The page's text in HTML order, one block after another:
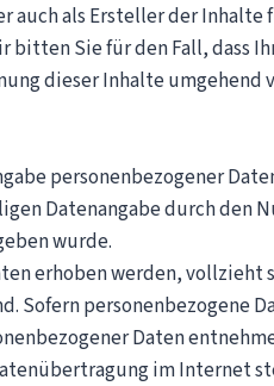
als Ersteller der
bitten Sie für den Fall,
dieser Inhalte umgehend
personenbezogener
Datenangabe durch den
wurde.
erhoben werden,
Sofern personenbezogene
Daten
im Internet